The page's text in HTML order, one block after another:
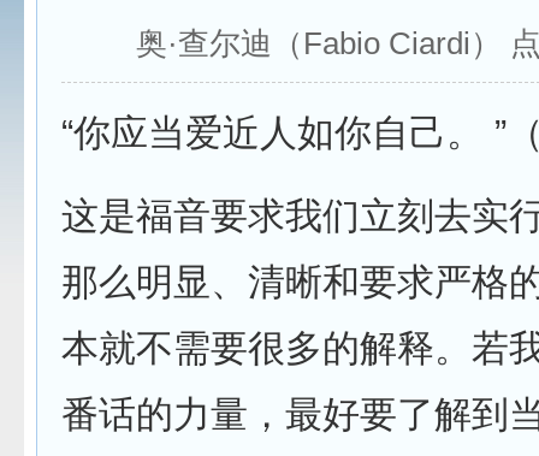
奥·查尔迪（Fabio Ciardi）
“你应当爱近人如你自己。 ”
这是福音要求我们立刻去实
那么明显、清晰和要求严格
本就不需要很多的解释。若
番话的力量，最好要了解到